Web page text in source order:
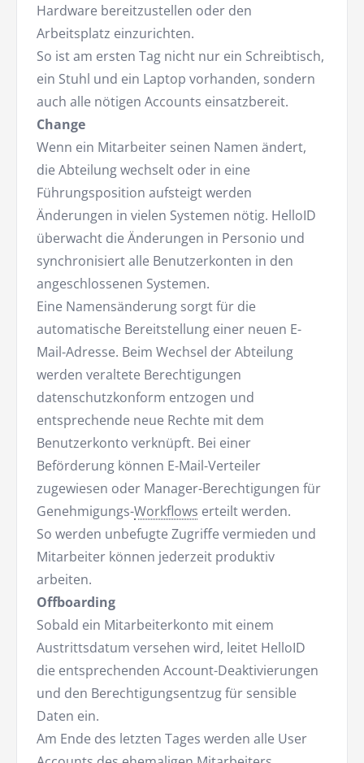
Hardware bereitzustellen oder den
Arbeitsplatz einzurichten.
So ist am ersten Tag nicht nur ein Schreibtisch,
ein Stuhl und ein Laptop vorhanden, sondern
auch alle nötigen Accounts einsatzbereit.
Change
Wenn ein Mitarbeiter seinen Namen ändert,
die Abteilung wechselt oder in eine
Führungsposition aufsteigt werden
Änderungen in vielen Systemen nötig. HelloID
überwacht die Änderungen in Personio und
synchronisiert alle Benutzerkonten in den
angeschlossenen Systemen.
Eine Namensänderung sorgt für die
automatische Bereitstellung einer neuen E-
Mail-Adresse. Beim Wechsel der Abteilung
werden veraltete Berechtigungen
datenschutzkonform entzogen und
entsprechende neue Rechte mit dem
Benutzerkonto verknüpft. Bei einer
Beförderung können E-Mail-Verteiler
zugewiesen oder Manager-Berechtigungen für
Genehmigungs-Workflows erteilt werden.
So werden unbefugte Zugriffe vermieden und
Mitarbeiter können jederzeit produktiv
arbeiten.
Offboarding
Sobald ein Mitarbeiterkonto mit einem
Austrittsdatum versehen wird, leitet HelloID
die entsprechenden Account-Deaktivierungen
und den Berechtigungsentzug für sensible
Daten ein.
Am Ende des letzten Tages werden alle User